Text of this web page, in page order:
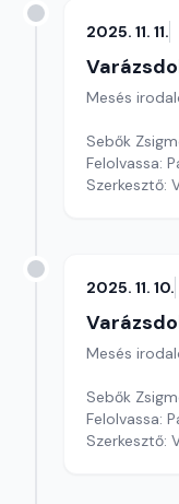
2025. 11. 11.
Mesés
Sebők
Felolvassa:
Szerkesztő:
2025. 11. 10.
Mesés
Sebők
Felolvassa:
Szerkesztő: